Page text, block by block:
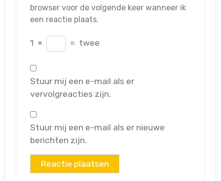
browser voor de volgende keer wanneer ik
een reactie plaats.
1 × = twee
Stuur mij een e-mail als er
vervolgreacties zijn.
Stuur mij een e-mail als er nieuwe
berichten zijn.